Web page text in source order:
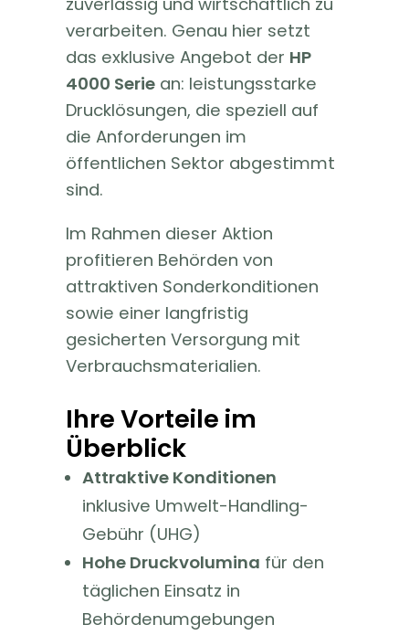
verarbeiten. Genau hier setzt
das exklusive Angebot der HP
4000 Seriean: leistungsstarke
Drucklösungen, die speziell auf
die Anforderungen im
öffentlichen Sektor abgestimmt
sind.
Im Rahmen dieser Aktion
profitieren Behörden von
attraktiven Sonderkonditionen
sowie einer langfristig
gesicherten Versorgung mit
Verbrauchsmaterialien.
Ihre Vorteile im
Überblick
Attraktive Konditionen
inklusive Umwelt-Handling-
Gebühr (UHG)
Hohe Druckvolumina für den
täglichen Einsatz in
Behördenumgebungen